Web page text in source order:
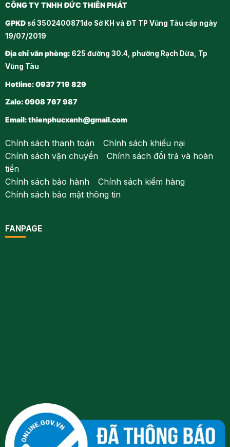
CÔNG TY TNHH ĐỨC THIÊN PHÁT
GPKDsố 3502400871do Sở KH và ĐT TP Vũng Tàu cấp ngày
19/07/2019
Địa chỉ văn phòng:625 đường 30.4, phường Rạch Dừa, Tp
Vũng Tàu
Hotline: 0937 719 829
Zalo: 0908 767 987
Email:thienphucxanh@gmail.com
Chính sách thanh toán- Chính sách khiếu nại
Chính sách vận chuyển- Chính sách đổi trả và hoàn
tiền
Chính sách bảo hành- Chính sách kiểm hàng
Chính sách bảo mật thông tin
FANPAGE